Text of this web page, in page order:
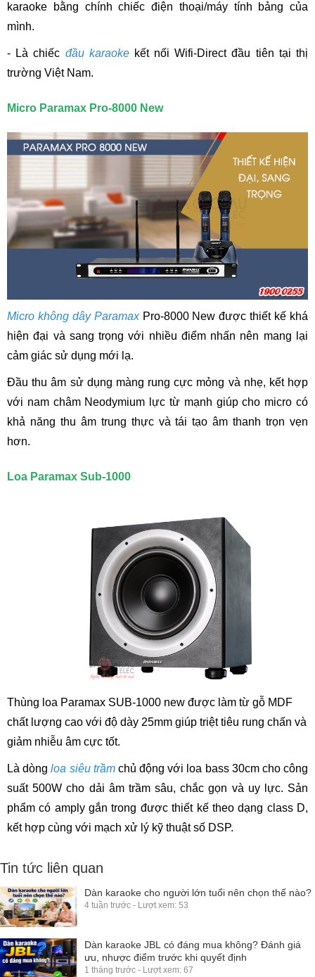
karaoke bằng chính chiếc điện thoại/máy tính bảng của
mình.
- Là chiếc đầu karaokekết nối Wifi-Direct đầu tiên tại thị
trường Việt Nam.
Micro Paramax Pro-8000 New
Micro không dây ParamaxPro-8000 New được thiết kế khá
hiện đại và sang trọng với nhiều điểm nhấn nên mang lại
cảm giác sử dụng mới lạ.
Đầu thu âm sử dụng màng rung cực mỏng và nhẹ, kết hợp
với nam châm Neodymium lực từ mạnh giúp cho micro có
khả năng thu âm trung thực và tái tạo âm thanh trọn vẹn
hơn.
Loa Paramax Sub-1000
Thùng loa Paramax SUB-1000 new được làm từ gỗ MDF
chất lượng cao với độ dày 25mm giúp triệt tiêu rung chấn và
giảm nhiễu âm cực tốt.
Là dòngloa siêu trầmchủ động với loa bass 30cm cho công
suất 500W cho dải âm trầm sâu, chắc gọn và uy lực. Sản
phẩm có amply gắn trong được thiết kế theo dạng class D,
kết hợp cùng với mạch xử lý kỹ thuật số DSP.
Tin tức liên quan
Dàn karaoke cho người lớn tuổi nên chọn thế nào?
4 tuần trước - Lượt xem: 53
Dàn karaoke JBL có đáng mua không? Đánh giá
ưu, nhược điểm trước khi quyết định
1 tháng trước - Lượt xem: 67